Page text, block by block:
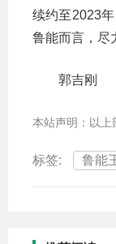
续约至2023
鲁能而言，尽
郭吉刚
本站声明：以上
标签: 鲁能